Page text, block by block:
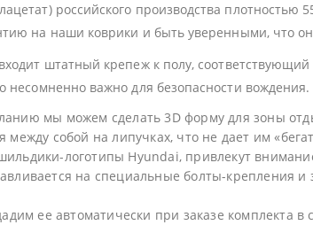
российского производства
на наши коврики и быть уверенными, что
штатный крепеж к полу,
несомненно важно для безопасности вождения.
мы можем сделать 3D форму для зоны
между собой на липучках, что не дает им
логотипы Hyundai, привлекут
на специальные болты-крепления
ее автоматически при заказе комплекта в